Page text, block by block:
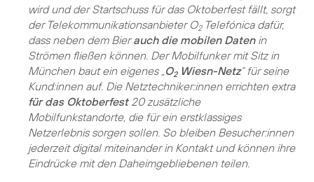
wird und der Startschuss für das Oktoberfest fällt, sorgt
der Telekommunikationsanbieter O2Telefónica dafür,
dass neben dem Bierauch die mobilen Datenin
Strömen fließen können. Der Mobilfunker mit Sitz in
München baut ein eigenes „ O2Wiesn-Netz“ für seine
Kund:innen auf. Die Netztechniker:innen errichten extra
für das Oktoberfest20 zusätzliche
Mobilfunkstandorte, die für ein erstklassiges
Netzerlebnis sorgen sollen. So bleiben Besucher:innen
jederzeit digital miteinander in Kontakt und können ihre
Eindrücke mit den Daheimgebliebenen teilen.